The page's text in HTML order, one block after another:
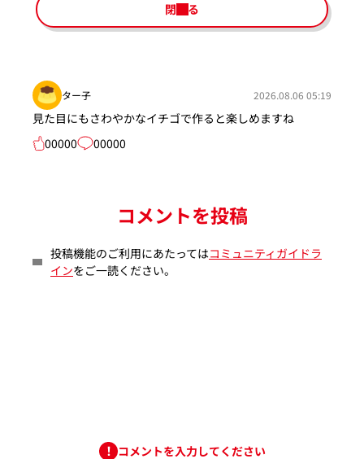
閉じる
ター子 2026.08.06 05:19
見た目にもさわやかなイチゴで作ると楽しめますね
00000
00000
コメントを投稿
投稿機能のご利用にあたってはコミュニティガイドラ
インをご一読ください。
コメントを入力してください